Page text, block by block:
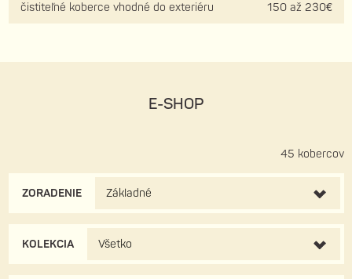
čistiteľné koberce vhodné do exteriéru
150 až 230€
E-SHOP
45 kobercov
ZORADENIE Základné
KOLEKCIA Všetko